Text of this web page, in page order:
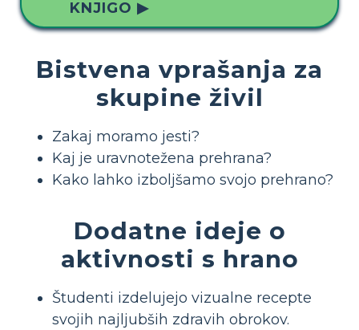
KNJIGO ▶
Bistvena vprašanja za
skupine živil
Zakaj moramo jesti?
Kaj je uravnotežena prehrana?
Kako lahko izboljšamo svojo prehrano?
Dodatne ideje o
aktivnosti s hrano
Študenti izdelujejo vizualne recepte
svojih najljubših zdravih obrokov.